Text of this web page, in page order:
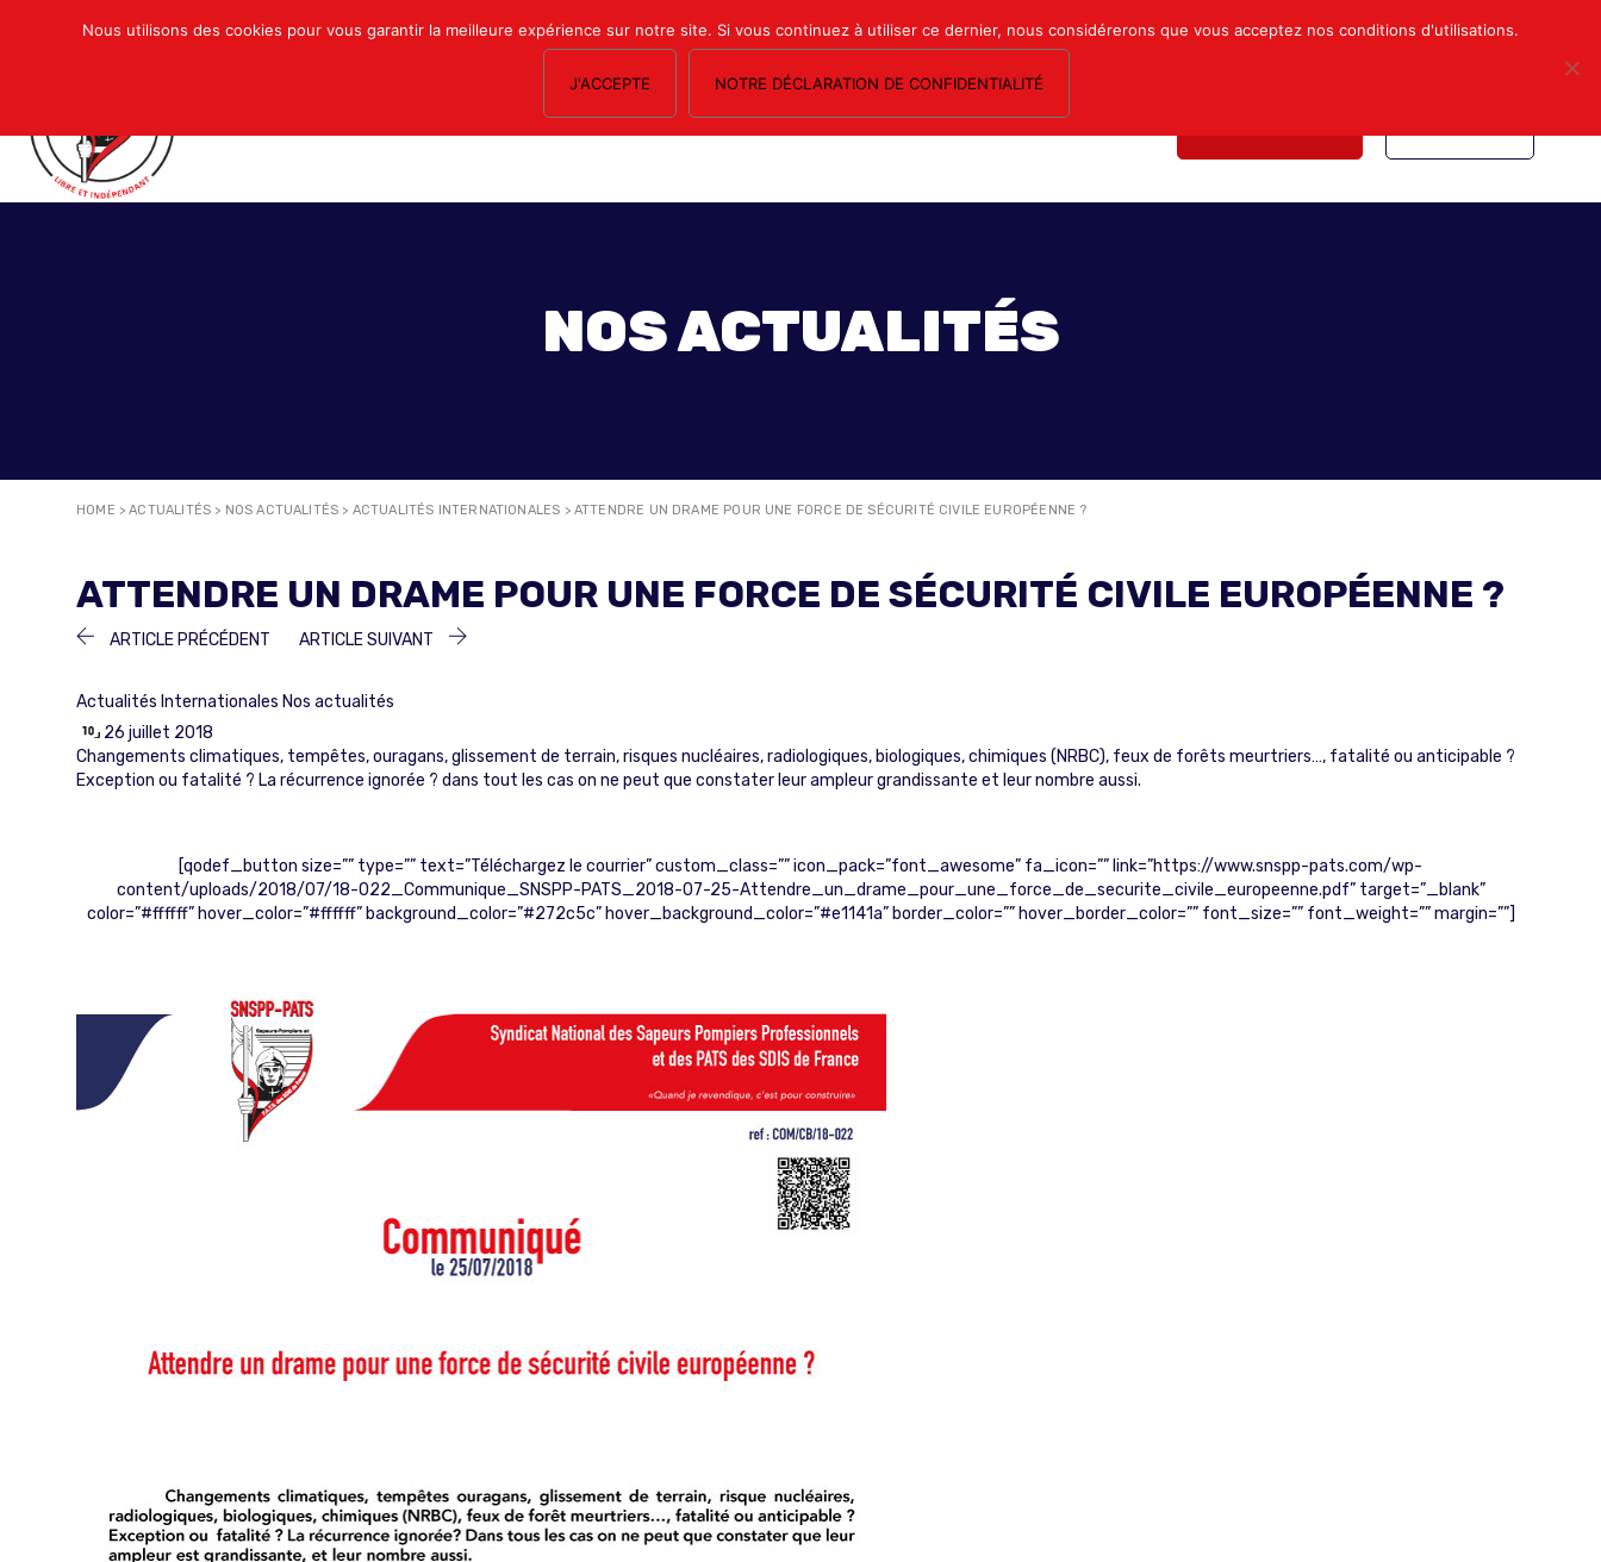
Mon compte Nous contacter
NOS SECTIONS LE MAGAZINE ESPACE ADHÉRENTS FORMATION SYNDICALE
NOS ACTUALITÉS
HOME >ACTUALITÉS > NOS ACTUALITÉS > ACTUALITÉS INTERNATIONALES > ATTENDRE UN DRAME POUR UNE FORCE DE SÉCURITÉ CIVILE EUROPÉENNE ?
ATTENDRE UN DRAME POUR UNE FORCE DE SÉCURITÉ CIVILE EUROPÉENNE ?
NAVIGATION
L’ARTICLE
ARTICLE PRÉCÉDENT ARTICLE
ARTICLE SUIVANT
ARTICLE
Actualités Internationales Nos actualités
26 juillet 2018
Changements climatiques, tempêtes, ouragans, glissement de terrain, risques nucléaires, radiologiques, biologiques, chimiques (NRBC), feux de forêts meurtriers…, fatalité ou anticipable ?
Exception ou fatalité ? La récurrence ignorée ? dans tout les cas on ne peut que constater leur ampleur grandissante et leur nombre aussi.
[qodef_button size=”” type=”” text=”Téléchargez le courrier” custom_class=”” icon_pack=”font_awesome” fa_icon=”” link=”https://www.snspp-pats.com/wp-
content/uploads/2018/07/18-022_Communique_SNSPP-PATS_2018-07-25-Attendre_un_drame_pour_une_force_de_securite_civile_europeenne.pdf” target=”_blank”
color=”#ffffff” hover_color=”#ffffff” background_color=”#272c5c” hover_background_color=”#e1141a” border_color=”” hover_border_color=”” font_size=”” font_weight=”” margin=””]
Nous utilisons des cookies pour vous garantir la meilleure expérience sur notre site. Si vous continuez à utiliser ce dernier, nous considérerons que vous acceptez nos conditions d'utilisations.
J'ACCEPTE NOTRE DÉCLARATION DE CONFIDENTIALITÉ